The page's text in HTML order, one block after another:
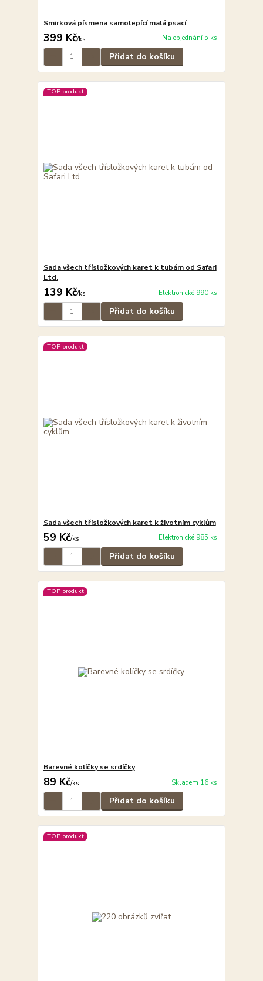
Smirková písmena samolepící malá psací
399 Kč/ks Na objednání 5 ks
Přidat do košíku
TOP produkt
Sada všech třísložkových karet k tubám od Safari
Ltd.
139 Kč/ks Elektronické 990 ks
Přidat do košíku
TOP produkt
Sada všech třísložkových karet k životním cyklům
59 Kč/ks Elektronické 985 ks
Přidat do košíku
TOP produkt
Barevné kolíčky se srdíčky
89 Kč/ks Skladem 16 ks
Přidat do košíku
TOP produkt